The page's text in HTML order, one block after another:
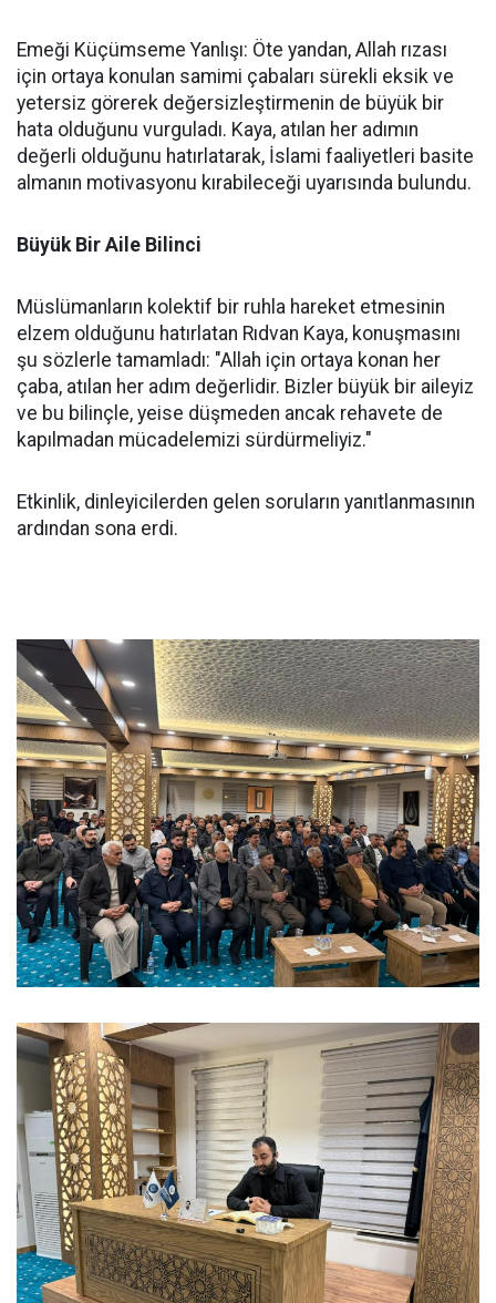
Emeği Küçümseme Yanlışı: Öte yandan, Allah rızası
için ortaya konulan samimi çabaları sürekli eksik ve
yetersiz görerek değersizleştirmenin de büyük bir
hata olduğunu vurguladı. Kaya, atılan her adımın
değerli olduğunu hatırlatarak, İslami faaliyetleri basite
almanın motivasyonu kırabileceği uyarısında bulundu.
Büyük Bir Aile Bilinci
Müslümanların kolektif bir ruhla hareket etmesinin
elzem olduğunu hatırlatan Rıdvan Kaya, konuşmasını
şu sözlerle tamamladı: "Allah için ortaya konan her
çaba, atılan her adım değerlidir. Bizler büyük bir aileyiz
ve bu bilinçle, yeise düşmeden ancak rehavete de
kapılmadan mücadelemizi sürdürmeliyiz."
Etkinlik, dinleyicilerden gelen soruların yanıtlanmasının
ardından sona erdi.